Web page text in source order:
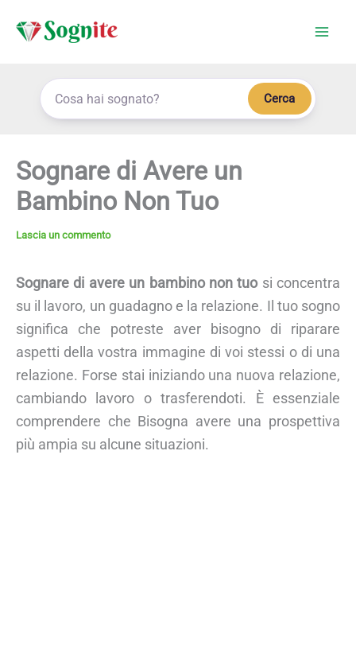
Cerca
Sognare di Avere un
Bambino Non Tuo
Lascia un commento
Sognare di avere un bambino non tuosi concentra
su il lavoro, un guadagno e la relazione. Il tuo sogno
significa che potreste aver bisogno di riparare
aspetti della vostra immagine di voi stessi o di una
relazione. Forse stai iniziando una nuova relazione,
cambiando lavoro o trasferendoti. È essenziale
comprendere che Bisogna avere una prospettiva
più ampia su alcune situazioni.